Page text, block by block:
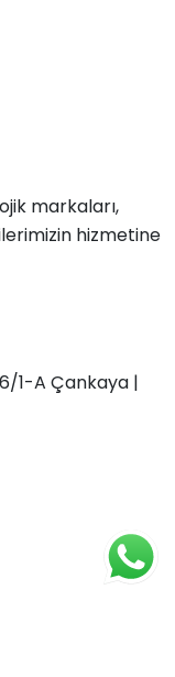
markaları,
hizmetine
1-A Çankaya |